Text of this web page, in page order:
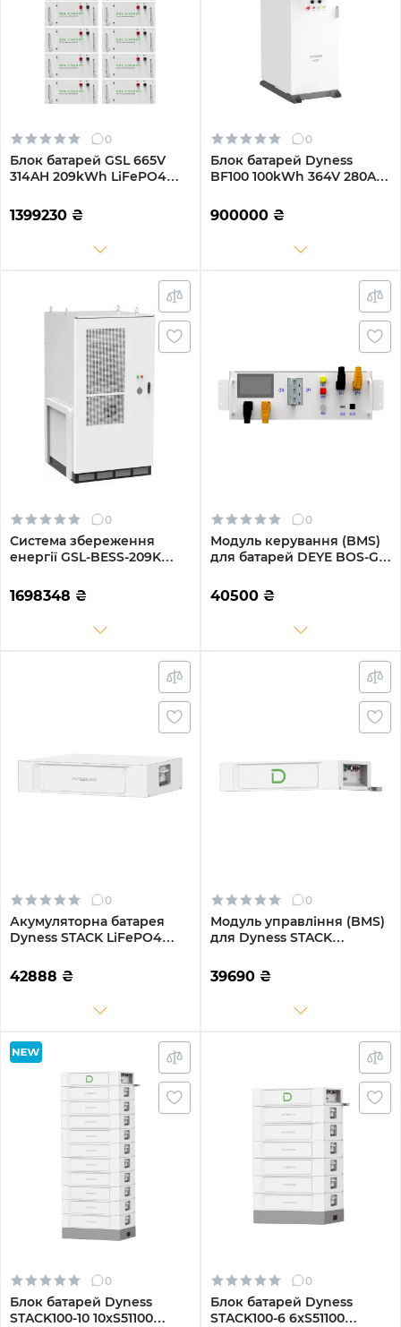
0
Блок батарей GSL 665V
314AH 209kWh LiFePO4
1399230 ₴
0
Блок батарей Dyness
BF100 100kWh 364V 280AH
Extinguisher, WaterCooled
(BF100-C100)
900000 ₴
0
Система збереження
енергії GSL-BESS-209K
LiFePO4 IP65, Fire
Extinguisher,
channel (GSL-BESS-209K)
1698348 ₴
0
Модуль керування (BMS)
для батарей DEYE BOS-G
40500 ₴
0
Акумуляторна батарея
Dyness STACK LiFePO4
без BMS (S51100)
42888 ₴
0
Модуль управління (BMS)
для Dyness STACK
39690 ₴
0
Блок батарей Dyness
STACK100-10 10xS51100
0
Блок батарей Dyness
STACK100-6 6xS51100